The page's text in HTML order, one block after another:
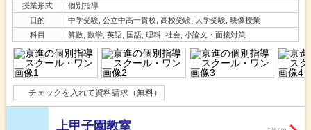
授業形式
個別指導
目的
中学受験, 公立中高一貫校, 高校受験, 大学受験, 映像授業
科目
算数, 数学, 英語, 国語, 理科, 社会, 小論文・面接対策
チェックを入れて資料請求（無料）
上甲子園教室